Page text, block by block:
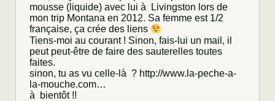
mousse (liquide) avec lui à Livingston lors de
mon trip Montana en 2012. Sa femme est 1/2
française, ça crée des liens
Tiens-moi au courant ! Sinon, fais-lui un mail, il
peut peut-être de faire des sauterelles toutes
faites.
sinon, tu as vu celle-là ? http://www.la-peche-a-
la-mouche.com…
à bientôt !!